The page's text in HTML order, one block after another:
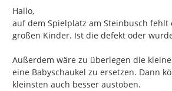
Hallo,
auf dem Spielplatz am Steinbusch fehlt
großen Kinder. Ist die defekt oder
Außerdem wäre zu überlegen die
eine Babyschaukel zu ersetzen. Dann
kleinsten auch besser austoben.